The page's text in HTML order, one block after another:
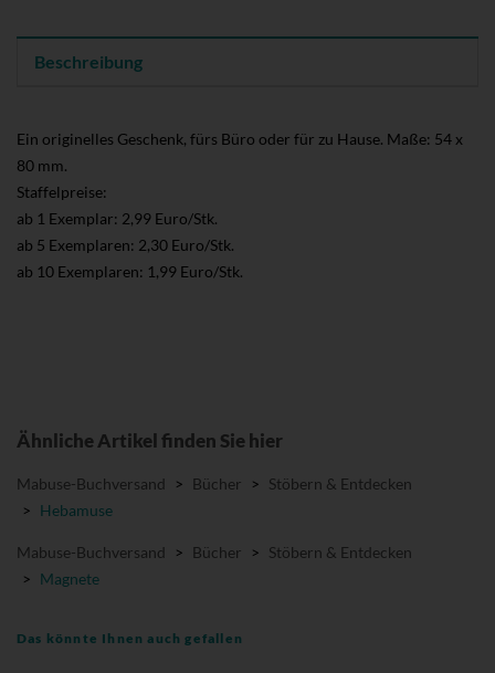
Beschreibung
Ein originelles Geschenk, fürs Büro oder für zu Hause. Maße: 54 x
80 mm.
Staffelpreise:
ab 1 Exemplar: 2,99 Euro/Stk.
ab 5 Exemplaren: 2,30 Euro/Stk.
ab 10 Exemplaren: 1,99 Euro/Stk.
Ähnliche Artikel finden Sie hier
Mabuse-Buchversand > Bücher > Stöbern & Entdecken
> Hebamuse
Mabuse-Buchversand > Bücher > Stöbern & Entdecken
> Magnete
Das könnte Ihnen auch gefallen